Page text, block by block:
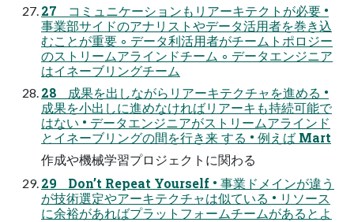
27 コミュニケーションもリアーキテクトが必要 •
事業部サイドのアナリストやデータ活用者を巻き込
むことが重要 ◦ データ利活用者がチームトポロジー
のストリームアラインドチーム ◦ データエンジニア
はイネーブリングチーム
28 成果を出しながらリアーキテクチャを進める •
成果を小出しに進めなければリアーキも持続可能で
はない • データエンジニアがストリームアラインド
とイネーブリングの間を行き来 する • 例えば Mart
作成や機械学習プロジェクトに関わる
29 Don’t Repeat Yourself • 事業ドメインが違う
が技術選定やアーキテクチャは似ている • リソース
に余裕があればプラットフォームチームがあるとよ